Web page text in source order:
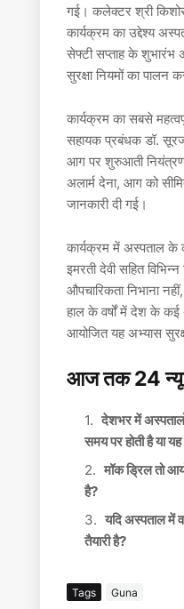
गई। कलेक्टर श्री
कार्यक्रम का उद्देश्य
सेफ्टी सप्ताह के शुभारंभ
सुरक्षा नियमों का
कार्यक्रम का सबसे
सहायक प्रबंधक डॉ.
आग पर शुरुआती नियंत्रण
अलार्म देना, आग को
जानकारी दी गई।
कार्यक्रम में अस्पताल के
इमरती देवी सहित
औपचारिकता निभाना
हाल के वर्षों में देश के
आयोजित यह अभ्यास
आज तक 24
देशभर में
समय पर होती है या
मॉक ड्रिल तो
है?
यदि अस्पताल में
तैयारी है?
Tags Guna